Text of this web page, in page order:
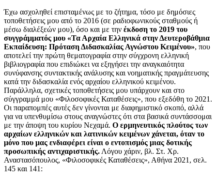
Έχω ασχοληθεί επισταμένως με το ζήτημα, τόσο με δημόσιες
τοποθετήσεις μου από το 2016 (σε ραδιοφωνικούς σταθμούς ή
μέσω διαλέξεών μου), όσο και με την έκδοση το 2019 του
συγγράμματός μου «Τα Αρχαία Ελληνικά στην Δευτεροβάθμια
Εκπαίδευση: Πρόταση Διδασκαλίας Αγνώστου Κειμένου», που
αποτελεί την πρώτη θεματογραφία στην σύγχρονη ελληνική
βιβλιογραφία που επιδιώκει να εξηγήσει την αναγκαιότητα
συνύφανσης συντακτικής ανάλυσης και νοηματικής πραγμάτευσης
κατά την διδασκαλία ενός αρχαίου ελληνικού κειμένου.
Παράλληλα, σχετικές τοποθετήσεις μου υπάρχουν και στο
σύγγραμμά μου «Φιλοσοφικές Καταθέσεις», που εξεδόθη το 2021.
Οι παραπομπές αυτές δεν γίνονται με διαφημιστικό σκοπό, αλλά
για να υπενθυμίσω στους αναγνώστες ότι στα βασικά συντάσσομαι
με την άποψη του κυρίου Νεχαμά. Ο ερμηνευτικός πλούτος των
αρχαίων ελληνικών και λατινικών κειμένων χάνεται, όταν το
μόνο που μας ενδιαφέρει είναι ο εντοπισμός μιας δοτικής
προσωπικής αντιχαριστικής. Λόγου χάριν, βλ. Στ. Χρ.
Αναστασόπουλος, «Φιλοσοφικές Καταθέσεις», Αθήνα 2021, σελ.
145 και 141: